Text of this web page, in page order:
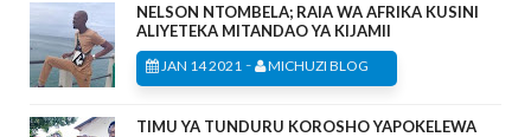
NELSON NTOMBELA; RAIA WA AFRIKA KUSINI
ALIYETEKA MITANDAO YA KIJAMII
JAN 14 2021 - MICHUZI BLOG
TIMU YA TUNDURU KOROSHO YAPOKELEWA